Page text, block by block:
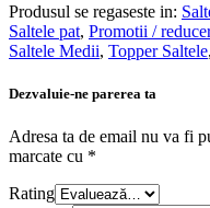
Produsul se regaseste in:
Saltele pat, Promotii /
Saltele Medii, Topper Saltele,
Dezvaluie-ne parerea ta
Adresa ta de email nu va fi
marcate cu *
Rating